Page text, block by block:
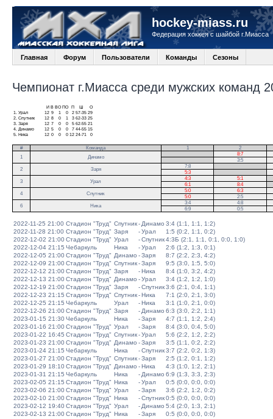
hockey-miass.ru
Федерация хоккея с шайбой г.Миасса
Главная Форум Пользователи Команды Сезоны
Чемпионат г.Миасса среди мужских команд
И В ВО ПО П
О
1.
Урал 12 9 1 0 2 57-35 29
2. Спутник 12 8 0 1 3 62-33 25
3. Заря 12 7 0 0 5 62-55 21
4.
Динамо 12 5 0 0 7 44-55 15
5.
Ника 12 0 0 0 12 24-71 0
# Команда 1
2
1
Динамо
8:7
3:5
2
Заря
7:8
5:3
3
Урал
4:3 5:1
6:1
8:4
4
Спутник
5:0
6:3
5:0
2:5
6
Ника
3:4
4:8
6:9
0:5
2022-11-25 21:00 Стадион "Труд" Спутник- Динамо 3:4 (1:1, 1:1, 1:2)
2022-11-28 21:00 Стадион "Труд" Заря -Урал
1:5 (0:2, 1:1, 0:2)
2022-12-02 21:00Стадион "Труд" Урал -Спутник4:3Б (2:1, 1:1, 0:1, 0:0, 1:0)
2022-12-04 21:15 Чебаркуль Ника -Урал
2:6 (1:2, 1:3, 0:1)
2022-12-05 21:00Стадион "Труд" Динамо -Заря
8:7 (2:2, 2:3, 4:2)
2022-12-09 21:00Стадион "Труд" Спутник-Заря
9:5 (3:0, 1:5, 5:0)
2022-12-12 21:00Стадион "Труд" Заря -Ника
8:4 (1:0, 3:2, 4:2)
2022-12-13 21:00Стадион "Труд" Динамо -Урал
3:4 (1:2, 1:2, 1:0)
2022-12-19 21:00Стадион "Труд" Заря -Спутник3:6 (2:1, 0:4, 1:1)
2022-12-23 21:15 Стадион "Труд" Спутник-Ника
7:1 (2:0, 2:1, 3:0)
2022-12-25 21:15 Чебаркуль Урал -Ника
3:1 (1:0, 2:1, 0:0)
2022-12-26 21:00Стадион "Труд" Заря - Динамо 6:3 (3:0, 2:2, 1:1)
2023-01-15 21:30Чебаркуль Ника -Заря
4:7 (1:1, 1:2, 2:4)
2023-01-16 21:00Стадион "Труд" Урал -Заря
8:4 (3:0, 0:4, 5:0)
2023-01-22 16:45 Стадион "Труд" Спутник-Урал
5:6 (2:2, 1:2, 2:2)
2023-01-23 21:00Стадион "Труд" Динамо -Заря
3:5 (1:1, 0:2, 2:2)
2023-01-24 21:15 Чебаркуль Ника -Спутник3:7 (2:2, 0:2, 1:3)
2023-01-27 21:00Стадион "Труд" Спутник-Заря
2:5 (1:2, 0:1, 1:2)
2023-01-29 18:10Стадион "Труд" Динамо -Ника
4:3 (1:0, 1:2, 2:1)
2023-01-31 21:15 Чебаркуль Ника - Динамо 6:9 (1:3, 3:3, 2:3)
2023-02-05 21:15 Стадион "Труд" Ника -Урал
0:5 (0:0, 0:0, 0:0)
2023-02-06 21:00Стадион "Труд" Урал -Заря
3:6 (2:2, 1:2, 0:2)
2023-02-10 21:00Стадион "Труд" Ника -Спутник0:5 (0:0, 0:0, 0:0)
2023-02-12 19:40Стадион "Труд" Урал - Динамо 5:4 (2:0, 1:3, 2:1)
2023-02-13 21:00Стадион "Труд" Ника -Заря
0:5 (0:0, 0:0, 0:0)